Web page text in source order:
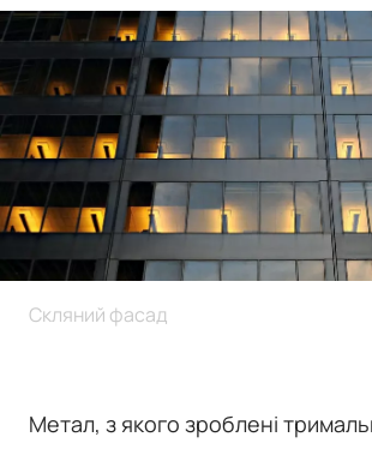
Скляний фасад
Метал, з якого зроблені